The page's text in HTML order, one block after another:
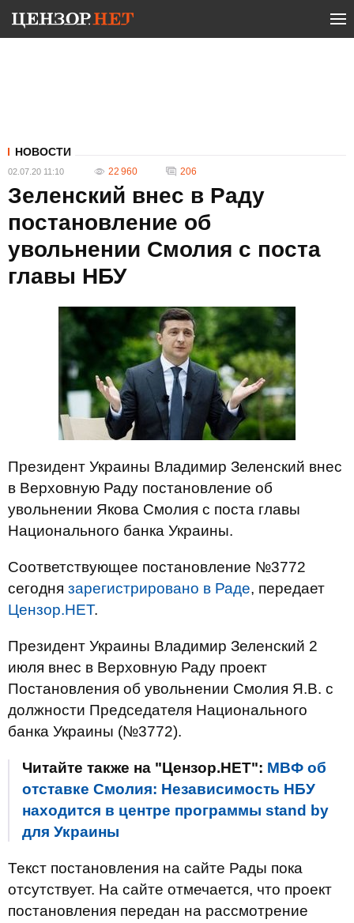
НОВОСТИ
02.07.20 11:10 22 960 206
Зеленский внес в Раду
постановление об
увольнении Смолия с поста
главы НБУ
Президент Украины Владимир Зеленский внес
в Верховную Раду постановление об
увольнении Якова Смолия с поста главы
Национального банка Украины.
Соответствующее постановление №3772
сегодня зарегистрировано в Раде, передает
Цензор.НЕТ.
Президент Украины Владимир Зеленский 2
июля внес в Верховную Раду проект
Постановления об увольнении Смолия Я.В. с
должности Председателя Национального
банка Украины (№3772).
Читайте также на "Цензор.НЕТ": МВФ об
отставке Смолия: Независимость НБУ
находится в центре программы stand by
для Украины
Текст постановления на сайте Рады пока
отсутствует. На сайте отмечается, что проект
постановления передан на рассмотрение